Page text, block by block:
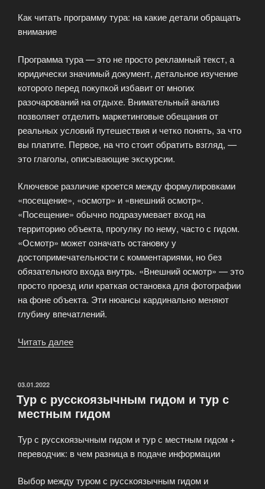
Как читать программу тура: на какие детали обращать
внимание
Программа тура — это не просто рекламный текст, а
юридически значимый документ, детальное изучение
которого перед покупкой избавит от многих
разочарований на отдыхе. Внимательный анализ
позволяет отделить маркетинговые обещания от
реальных условий путешествия и четко понять, за что
вы платите. Первое, на что стоит обратить взгляд, —
это глаголы, описывающие экскурсии.
Ключевое различие кроется между формулировками
«посещение», «осмотр» и «внешний осмотр».
«Посещение» обычно подразумевает вход на
территорию объекта, прогулку по нему, часто с гидом.
«Осмотр» может означать остановку у
достопримечательности с комментариями, но без
обязательного входа внутрь. «Внешний осмотр» — это
просто проезд или краткая остановка для фотографии
на фоне объекта. Эти нюансы кардинально меняют
глубину впечатлений.
Читать далее
ОПУБЛИКОВАНО
03.01.2022
Тур с русскоязычным гидом и тур с
местным гидом
Тур с русскоязычным гидом и тур с местным гидом +
переводчик: в чем разница в подаче информации
Выбор между туром с русскоязычным гидом и